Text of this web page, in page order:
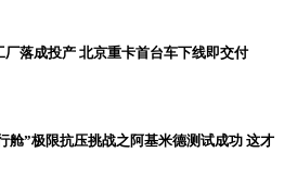
落成投产 北京重卡首台车下线即交付
舱”极限抗压挑战之阿基米德测试成功 这才